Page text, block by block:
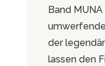
Band
der
lassen den